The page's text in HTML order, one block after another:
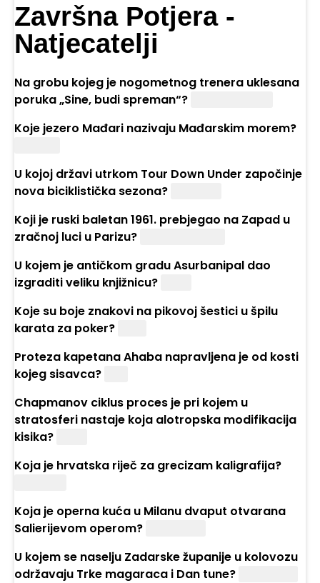
Završna Potjera -
Natjecatelji
Na grobu kojeg je nogometnog trenera uklesana
poruka „Sine, budi spreman“?
Koje jezero Mađari nazivaju Mađarskim morem?
U kojoj državi utrkom Tour Down Under započinje
nova biciklistička sezona?
Koji je ruski baletan 1961. prebjegao na Zapad u
zračnoj luci u Parizu?
U kojem je antičkom gradu Asurbanipal dao
izgraditi veliku knjižnicu?
Koje su boje znakovi na pikovoj šestici u špilu
karata za poker?
Proteza kapetana Ahaba napravljena je od kosti
kojeg sisavca?
Chapmanov ciklus proces je pri kojem u
stratosferi nastaje koja alotropska modifikacija
kisika?
Koja je hrvatska riječ za grecizam kaligrafija?
Koja je operna kuća u Milanu dvaput otvarana
Salierijevom operom?
U kojem se naselju Zadarske županije u kolovozu
održavaju Trke magaraca i Dan tune?